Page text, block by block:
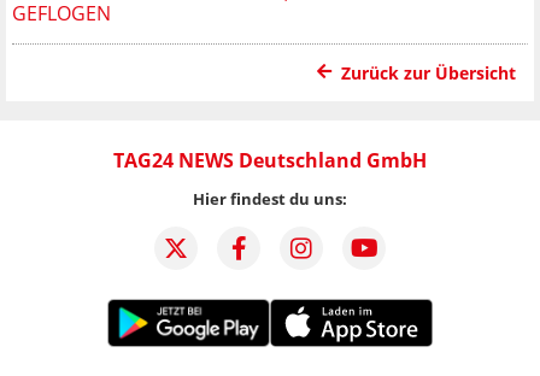
GEFLOGEN
Zurück zur Übersicht
TAG24 NEWS Deutschland GmbH
Hier findest du uns: